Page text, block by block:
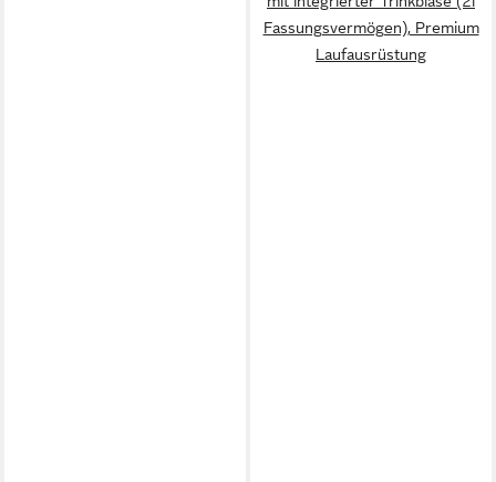
Fassungsvermögen), Premium
Laufausrüstung